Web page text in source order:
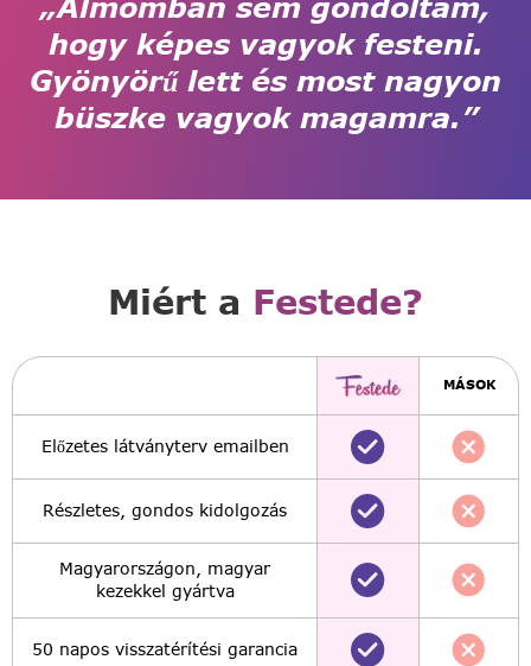
hogy képes vagyok festeni.
Gyönyörű lett és most nagyon
büszke vagyok magamra.”
Miért a Festede?
MÁSOK
Előzetes látványterv emailben
Részletes, gondos kidolgozás
Magyarországon, magyar
kezekkel gyártva
50 napos visszatérítési garancia